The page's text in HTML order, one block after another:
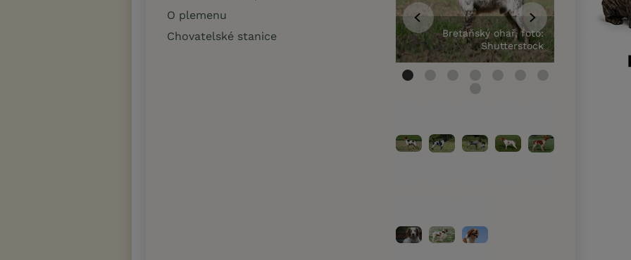
Bretaňský ohař, foto:
Shutterstock
O plemenu
Chovatelské stanice